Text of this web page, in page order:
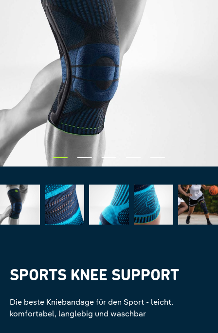
SPORTS KNEE SUPPORT
Die beste Kniebandage für den Sport - leicht,
komfortabel, langlebig und waschbar